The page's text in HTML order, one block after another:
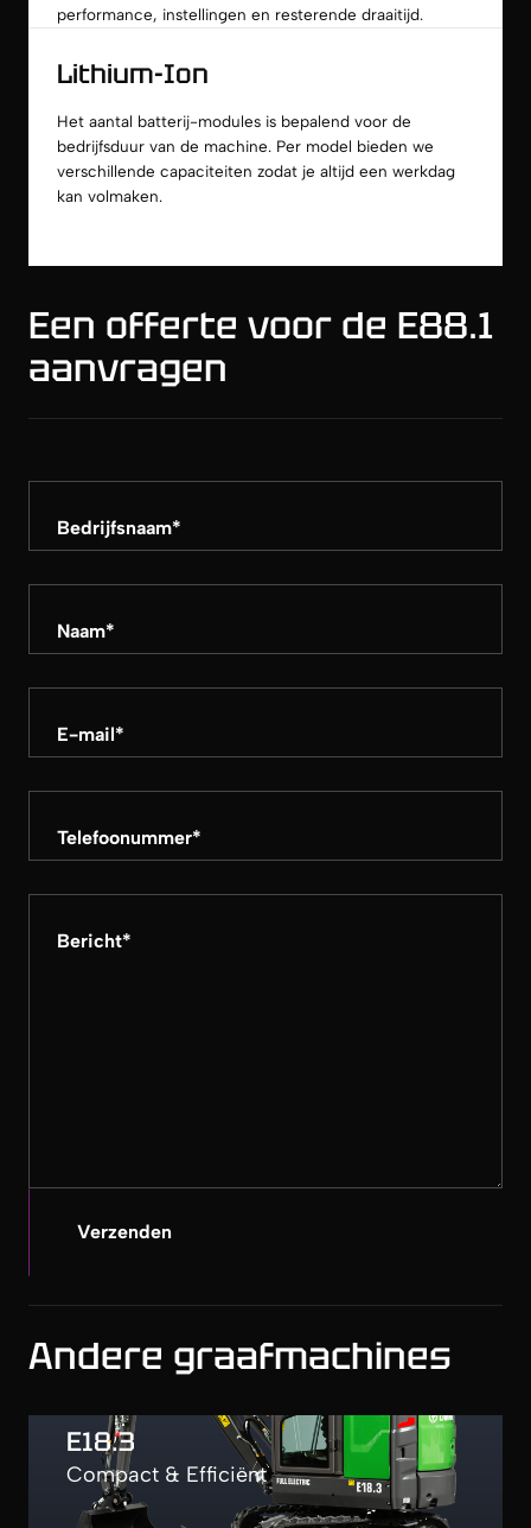
performance, instellingen en resterende draaitijd.
Lithium-Ion
Het aantal batterij-modules is bepalend voor de
bedrijfsduur van de machine. Per model bieden we
verschillende capaciteiten zodat je altijd een werkdag
kan volmaken.
Een offerte voor de E88.1
aanvragen
Bedrijfsnaam*
Naam*
E-mail*
Telefoonummer*
Bericht*
Verzenden
Andere graafmachines
E18.3
Compact & Efficiënt